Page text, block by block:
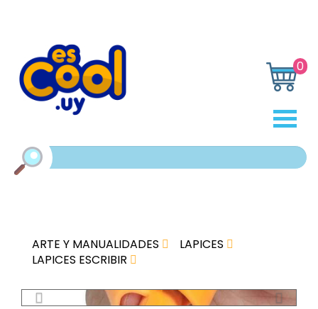
0
ARTE Y MANUALIDADES
LAPICES
LAPICES ESCRIBIR
Previous Next